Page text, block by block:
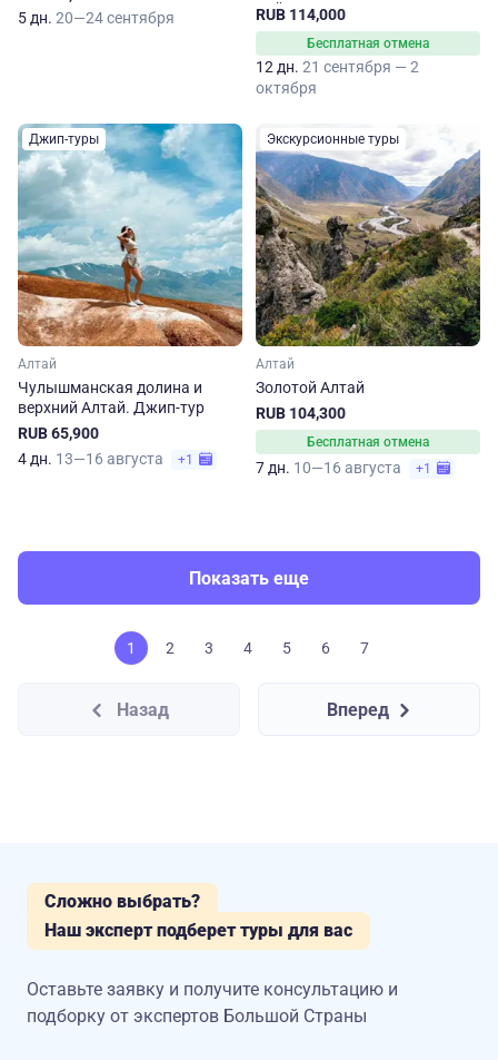
5 дн. 20—24 сентября
Чуйскому тракту, Телецкому
озеру и Белокурихе
RUB 114,000
Бесплатная отмена
12 дн. 21 сентября — 2
октября
Джип-туры
Алтай
Чулышманская долина и
верхний Алтай. Джип-тур
RUB 65,900
4 дн. 13—16 августа +1
Экскурсионные туры
Алтай
Золотой Алтай
RUB 104,300
Бесплатная отмена
7 дн. 10—16 августа +1
Показать еще
1 2 3 4 5 6 7
Назад Вперед
Сложно выбрать?
Наш эксперт подберет туры для вас
Оставьте заявку и получите консультацию и
подборку от экспертов Большой Страны